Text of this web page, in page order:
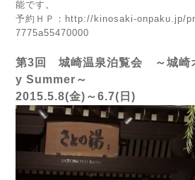
能です。
予約ＨＰ： http://kinosaki-onpaku.jp/
7775a55470000
第3回 城崎温泉泊覧会 ～城崎
y Summer～
2015.5.8(金)～6.7(日)